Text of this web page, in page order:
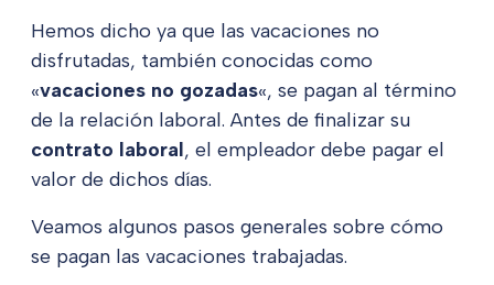
Hemos dicho ya que las vacaciones no
disfrutadas, también conocidas como
«vacaciones no gozadas«, se pagan al término
de la relación laboral. Antes de finalizar su
contrato laboral, el empleador debe pagar el
valor de dichos días.
Veamos algunos pasos generales sobre cómo
se pagan las vacaciones trabajadas.